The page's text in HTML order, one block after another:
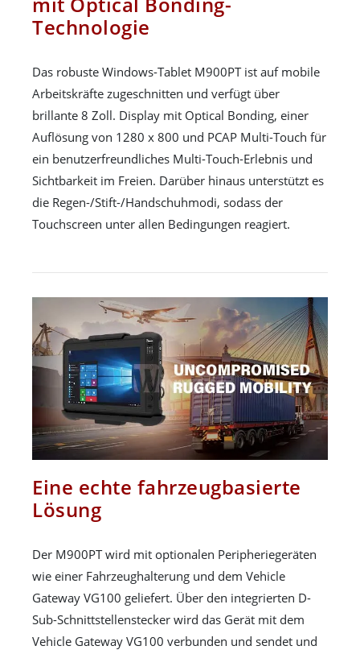
Technologie
Das robuste Windows-Tablet M900PT ist auf mobile
Arbeitskräfte zugeschnitten und verfügt über
brillante 8 Zoll. Display mit Optical Bonding, einer
Auflösung von 1280 x 800 und PCAP Multi-Touch für
ein benutzerfreundliches Multi-Touch-Erlebnis und
Sichtbarkeit im Freien. Darüber hinaus unterstützt es
die Regen-/Stift-/Handschuhmodi, sodass der
Touchscreen unter allen Bedingungen reagiert.
Eine echte fahrzeugbasierte
Lösung
Der M900PT wird mit optionalen Peripheriegeräten
wie einer Fahrzeughalterung und dem Vehicle
Gateway VG100 geliefert. Über den integrierten D-
Sub-Schnittstellenstecker wird das Gerät mit dem
Vehicle Gateway VG100 verbunden und sendet und